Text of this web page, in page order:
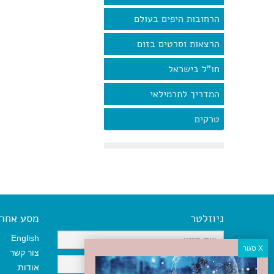
הרחובות היפים בעולם
הרצאות וסרטים בזום
חו"ל בישראל
המדריך לתרמילאי
טרקים
ניוזלטר מסע אחר
English
צור קשר
אודות